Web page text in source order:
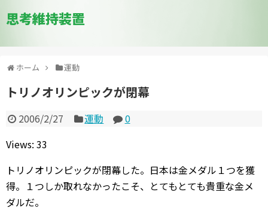
思考維持装置
ホーム 運動
トリノオリンピックが閉幕
2006/2/27 運動
0
Views: 33
トリノオリンピックが閉幕した。日本は金メダル１つを獲
得。１つしか取れなかったこそ、とてもとても貴重な金メ
ダルだ。